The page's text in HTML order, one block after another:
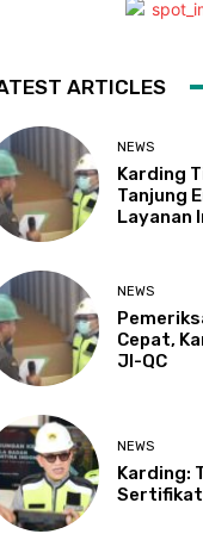
ARTICLES
NEWS
Karding
Tanjung
Layanan
NEWS
Cepat,
JI-QC
NEWS
Karding:
Sertifikat